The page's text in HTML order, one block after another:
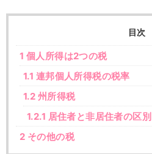
目次
1 個人所得は2つの税
1.1 連邦個人所得税の税率
1.2 州所得税
1.2.1 居住者と非居住者の区別
2 その他の税